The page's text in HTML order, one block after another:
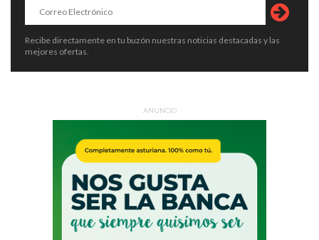
Recibe directamente en tu buzón nuestras noticias destacadas y las
mejores ofertas.
ANUNCIO